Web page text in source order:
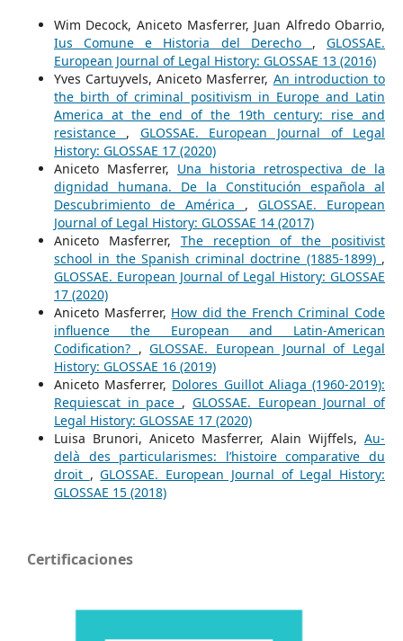
Wim Decock, Aniceto Masferrer, Juan Alfredo Obarrio,
Ius Comune e Historia del Derecho ,GLOSSAE.
European Journal of Legal History: GLOSSAE 13 (2016)
Yves Cartuyvels, Aniceto Masferrer, An introduction to
the birth of criminal positivism in Europe and Latin
America at the end of the 19th century: rise and
resistance , GLOSSAE. European Journal of Legal
History: GLOSSAE 17 (2020)
Aniceto Masferrer, Una historia retrospectiva de la
dignidad humana. De la Constitución española al
Descubrimiento de América ,GLOSSAE. European
Journal of Legal History: GLOSSAE 14 (2017)
Aniceto Masferrer, The reception of the positivist
school in the Spanish criminal doctrine (1885-1899) ,
GLOSSAE. European Journal of Legal History: GLOSSAE
17 (2020)
Aniceto Masferrer, How did the French Criminal Code
influence the European and Latin-American
Codification? ,GLOSSAE. European Journal of Legal
History: GLOSSAE 16 (2019)
Aniceto Masferrer, Dolores Guillot Aliaga (1960-2019):
Requiescat in pace , GLOSSAE. European Journal of
Legal History: GLOSSAE 17 (2020)
Luisa Brunori, Aniceto Masferrer, Alain Wijffels,Au-
delà des particularismes: l’histoire comparative du
droit ,GLOSSAE. European Journal of Legal History:
GLOSSAE 15 (2018)
Certificaciones